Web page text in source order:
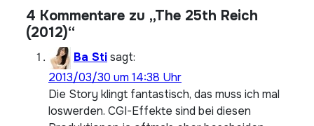
4 Kommentare zu „The 25th Reich
(2012)“
Ba Stisagt:
2013/03/30 um 14:38 Uhr
Die Story klingt fantastisch, das muss ich mal
loswerden. CGI-Effekte sind bei diesen